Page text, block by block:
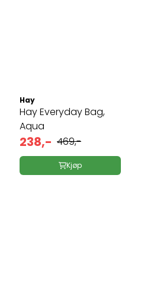
Hay
Hay Everyday Bag,
Aqua
238,- 469,-
Kjøp